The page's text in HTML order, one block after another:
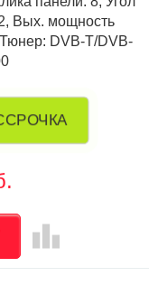
Вых. мощность
DVB-Т/DVB-
leaderboard